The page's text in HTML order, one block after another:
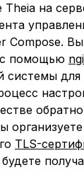
Theia на
Compose.
помощью
системы для
TLS-